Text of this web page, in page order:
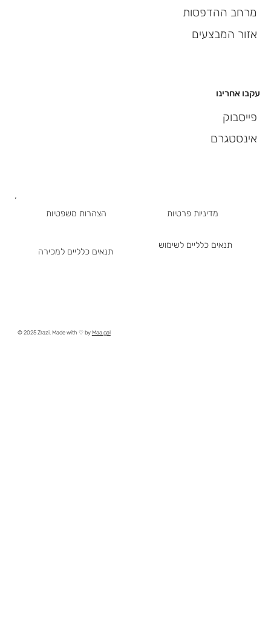
עקבו אחרינו
פייסבוק
אינסטגרם
מרחב ההדפסות
אזור המבצעים
מדיניות פרטיות
תנאים כלליים למכירה
תנאים כלליים לשימוש
הצהרות משפטיות
© 2025 Zrazi. Made with ♡ byMaa.gal